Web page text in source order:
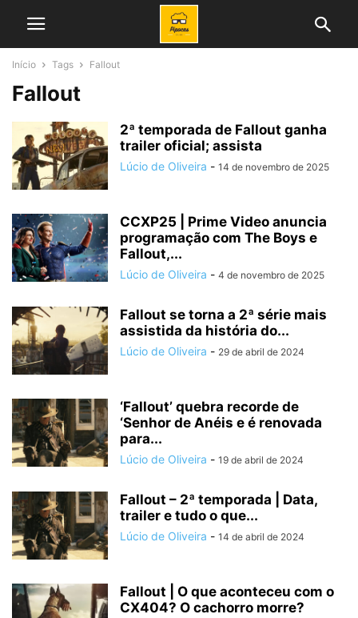
Início Tags Fallout
Fallout
2ª temporada de Fallout ganha
trailer oficial; assista
Lúcio de Oliveira - 14 de novembro de 2025
CCXP25 | Prime Video anuncia
programação com The Boys e
Fallout,...
Lúcio de Oliveira - 4 de novembro de 2025
Fallout se torna a 2ª série mais
assistida da história do...
Lúcio de Oliveira - 29 de abril de 2024
‘Fallout’ quebra recorde de
‘Senhor de Anéis e é renovada
para...
Lúcio de Oliveira - 19 de abril de 2024
Fallout – 2ª temporada | Data,
trailer e tudo o que...
Lúcio de Oliveira - 14 de abril de 2024
Fallout | O que aconteceu com o
CX404? O cachorro morre?